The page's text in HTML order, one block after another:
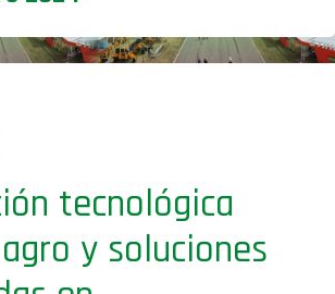
tecnológica
y soluciones